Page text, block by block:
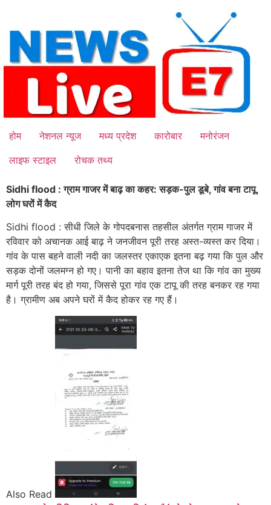
content
होम नेशनल न्यूज मध्य प्रदेश कारोबार
मनोरंजन
लाइफ स्टाइल
रोचक तथ्य
Sidhi flood : ग्राम गाजर में बाढ़ का कहर: सड़क-पुल डूबे, गांव बना टापू,
लोग घरों में कैद
Sidhi flood : सीधी जिले के गोपदबनास तहसील अंतर्गत ग्राम गाजर में
रविवार को अचानक आई बाढ़ ने जनजीवन पूरी तरह अस्त-व्यस्त कर दिया।
गांव के पास बहने वाली नदी का जलस्तर एकाएक इतना बढ़ गया कि पुल और
सड़क दोनों जलमग्न हो गए। पानी का बहाव इतना तेज था कि गांव का मुख्य
मार्ग पूरी तरह बंद हो गया, जिससे पूरा गांव एक टापू की तरह बनकर रह गया
है। ग्रामीण अब अपने घरों में कैद होकर रह गए हैं।
Also Read